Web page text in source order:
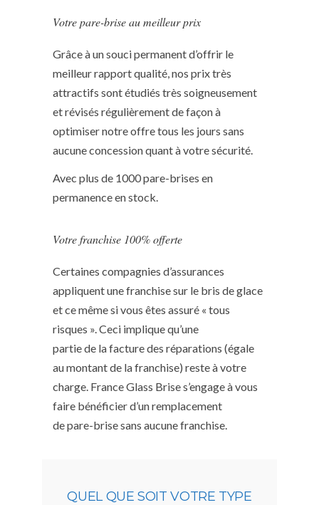
Votre pare-brise au meilleur prix
Grâce à un souci permanent d’offrir le
meilleur rapport qualité, nos prix très
attractifs sont étudiés très soigneusement
et révisés régulièrement de façon à
optimiser notre offre tous les jours sans
aucune concession quant à votre sécurité.
Avec plus de 1000 pare-brises en
permanence en stock.
Votre franchise 100% offerte
Certaines compagnies d’assurances
appliquent une franchise sur le bris de glace
et ce même si vous êtes assuré « tous
risques ». Ceci implique qu’une
partie de la facture des réparations (égale
au montant de la franchise) reste à votre
charge. France Glass Brise s’engage à vous
faire bénéficier d’un remplacement
de pare-brise sans aucune franchise.
QUEL QUE SOIT VOTRE TYPE